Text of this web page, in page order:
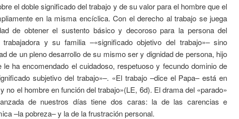
el doble significado del trabajo y de su valor para el hombre que el
en la misma encíclica. Con el derecho al trabajo se juega
de obtener el sustento básico y decoroso para la persona del
y su familia –«significado objetivo del trabajo»– sino
de un pleno desarrollo de su mismo ser y dignidad de persona, hijo
ha encomendado el cuidadoso, respetuoso y fecundo dominio de
subjetivo del trabajo»–. «El trabajo –dice el Papa– está en
no el hombre en función del trabajo»(LE, 6d). El drama del «parado»
de nuestros días tiene dos caras: la de las carencias e
–la pobreza– y la de la frustración personal.